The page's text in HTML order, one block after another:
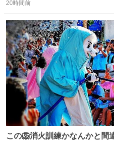
信
ポ
ト
数
数
20時間前
この🦁消火訓練かなんかと間